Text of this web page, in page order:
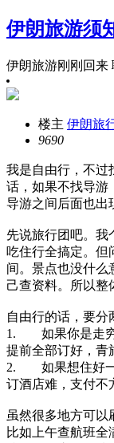
伊朗旅游须
伊朗旅游刚刚回来
楼主 伊朗旅
9690
我是自由行，不过
话，如果不找导游
导游之间后面也出
先说旅行团吧。我
吃住行全搞定。但
间。景点也没什么
己查资料。所以整
自由行的话，要分
1. 如果你是走穷
提前全部订好，青
2. 如果想住好一
订酒店难，支付不
虽然很多地方可以
比如上午查航班全